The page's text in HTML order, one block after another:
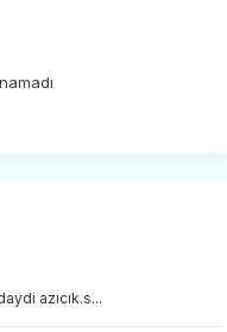
azıcık.s...